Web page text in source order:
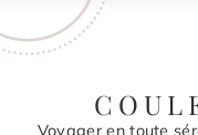
Voyager en toute